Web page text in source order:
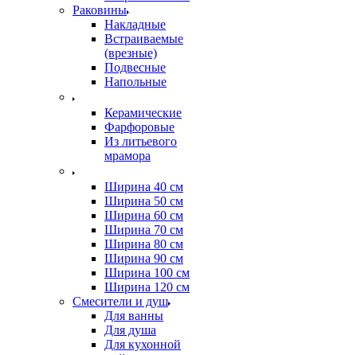
Раковины
Накладные
Встраиваемые
(врезные)
Подвесные
Напольные
Керамические
Фарфоровые
Из литьевого
мрамора
Ширина 40 см
Ширина 50 см
Ширина 60 см
Ширина 70 см
Ширина 80 см
Ширина 90 см
Ширина 100 см
Ширина 120 см
Смесители и душ
Для ванны
Для душа
Для кухонной